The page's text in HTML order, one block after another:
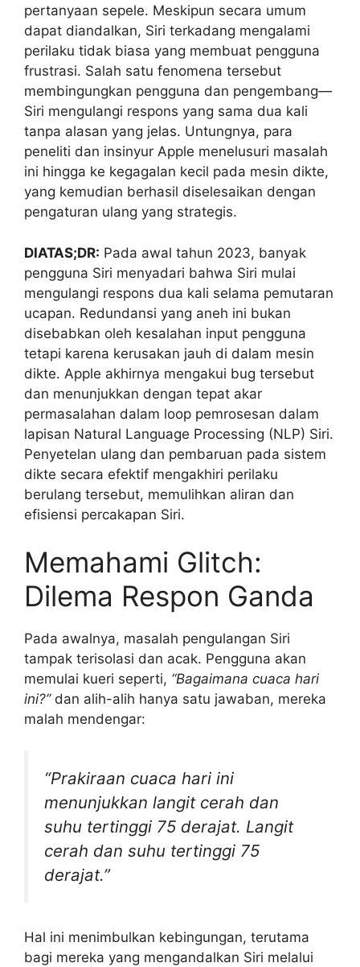
pertanyaan sepele. Meskipun secara umum
dapat diandalkan, Siri terkadang mengalami
perilaku tidak biasa yang membuat pengguna
frustrasi. Salah satu fenomena tersebut
membingungkan pengguna dan pengembang—
Siri mengulangi respons yang sama dua kali
tanpa alasan yang jelas. Untungnya, para
peneliti dan insinyur Apple menelusuri masalah
ini hingga ke kegagalan kecil pada mesin dikte,
yang kemudian berhasil diselesaikan dengan
pengaturan ulang yang strategis.
DIATAS;DR: Pada awal tahun 2023, banyak
pengguna Siri menyadari bahwa Siri mulai
mengulangi respons dua kali selama pemutaran
ucapan. Redundansi yang aneh ini bukan
disebabkan oleh kesalahan input pengguna
tetapi karena kerusakan jauh di dalam mesin
dikte. Apple akhirnya mengakui bug tersebut
dan menunjukkan dengan tepat akar
permasalahan dalam loop pemrosesan dalam
lapisan Natural Language Processing (NLP) Siri.
Penyetelan ulang dan pembaruan pada sistem
dikte secara efektif mengakhiri perilaku
berulang tersebut, memulihkan aliran dan
efisiensi percakapan Siri.
Memahami Glitch:
Dilema Respon Ganda
Pada awalnya, masalah pengulangan Siri
tampak terisolasi dan acak. Pengguna akan
memulai kueri seperti, “Bagaimana cuaca hari
ini?”dan alih-alih hanya satu jawaban, mereka
malah mendengar:
“Prakiraan cuaca hari ini
menunjukkan langit cerah dan
suhu tertinggi 75 derajat. Langit
cerah dan suhu tertinggi 75
derajat.”
Hal ini menimbulkan kebingungan, terutama
bagi mereka yang mengandalkan Siri melalui